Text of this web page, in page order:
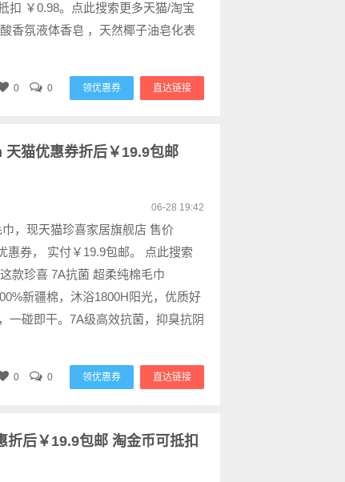
扣 ￥0.98。点此搜索更多天猫/淘宝
香氛液体香皂 ，天然椰子油皂化表
直达链接
领优惠券
0 0
猫优惠券折后￥19.9包邮
06-28 19:42
，现天猫珍喜家居旗舰店 售价
惠券， 实付￥19.9包邮。 点此搜索
款珍喜 7A抗菌 超柔纯棉毛巾
新疆棉，沐浴1800H阳光，优质好
一碰即干。7A级高效抗菌，抑臭抗阴
直达链接
领优惠券
0 0
后￥19.9包邮 淘金币可抵扣